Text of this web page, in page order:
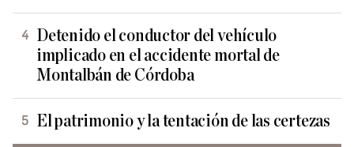
Detenido el conductor del vehículo
implicado en el accidente mortal de
Montalbán de Córdoba
El patrimonio y la tentación de las certezas